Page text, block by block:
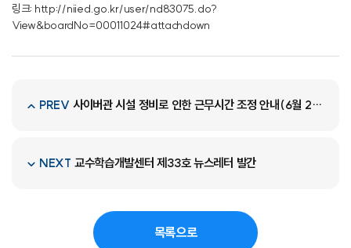
링크: http://niied.go.kr/user/nd83075.do?
View&boardNo=00011024#attachdown
PREV 사이버관 시설 정비로 인한 근무시간 조정 안내(6월 26일(목))
NEXT 교수학습개발센터 제33호 뉴스레터 발간
목록으로